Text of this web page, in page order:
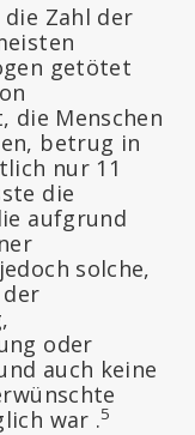
Zahl der
getötet
die Menschen
betrug in
nur 11
die
aufgrund
solche,
oder
auch keine
war .5